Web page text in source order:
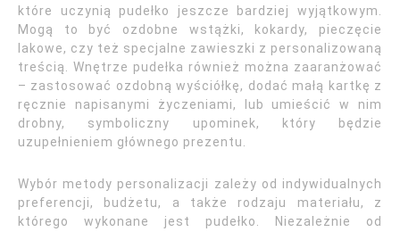
które uczynią pudełko jeszcze bardziej wyjątkowym.
Mogą to być ozdobne wstążki, kokardy, pieczęcie
lakowe, czy też specjalne zawieszki z personalizowaną
treścią. Wnętrze pudełka również można zaaranżować
– zastosować ozdobną wyściółkę, dodać małą kartkę z
ręcznie napisanymi życzeniami, lub umieścić w nim
drobny, symboliczny upominek, który będzie
uzupełnieniem głównego prezentu.
Wybór metody personalizacji zależy od indywidualnych
preferencji, budżetu, a także rodzaju materiału, z
którego wykonane jest pudełko. Niezależnie od